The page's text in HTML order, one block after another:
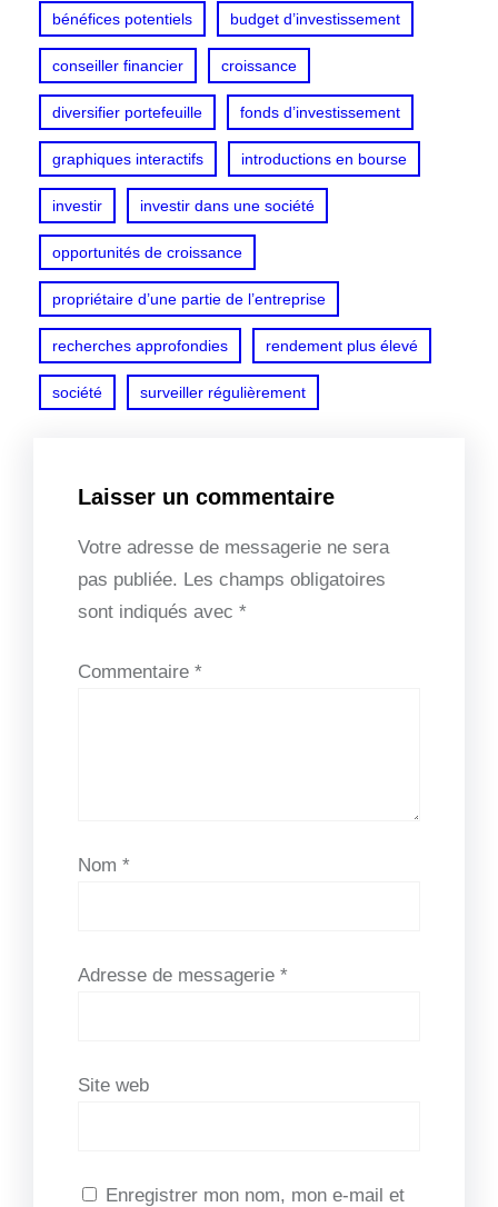
bénéfices potentiels budget d’investissement
conseiller financier croissance
diversifier portefeuille fonds d’investissement
graphiques interactifs introductions en bourse
investir investir dans une société
opportunités de croissance
propriétaire d’une partie de l’entreprise
recherches approfondies rendement plus élevé
société surveiller régulièrement
Laisser un commentaire
Votre adresse de messagerie ne sera
pas publiée. Les champs obligatoires
sont indiqués avec *
Commentaire *
Nom *
Adresse de messagerie *
Site web
Enregistrer mon nom, mon e-mail et